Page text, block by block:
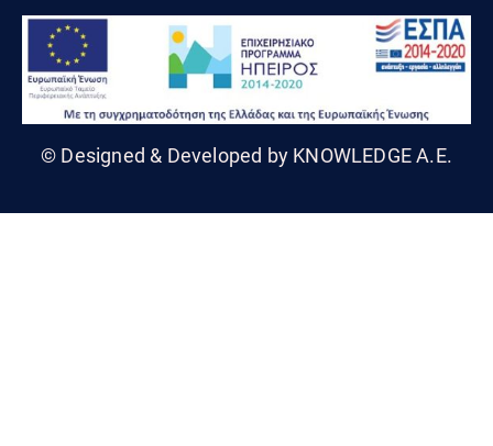
© Designed & Developed by KNOWLEDGE A.E.